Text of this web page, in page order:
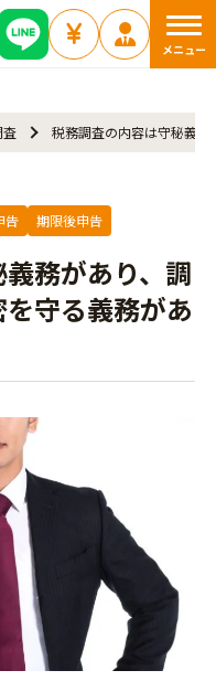
メニュー
査 税務調査の内容は守秘義
告 期限後申告
務があり、調
守る義務があ